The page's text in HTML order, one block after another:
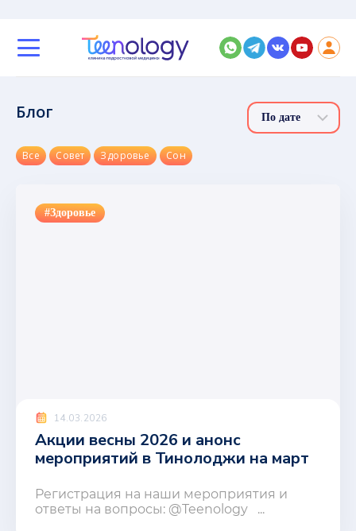
Блог
Все Совет Здоровье Сон
#Здоровье
14.03.2026
Акции весны 2026 и анонс
мероприятий в Тинолоджи на март
Регистрация на наши мероприятия и
ответы на вопросы: @Teenology ...